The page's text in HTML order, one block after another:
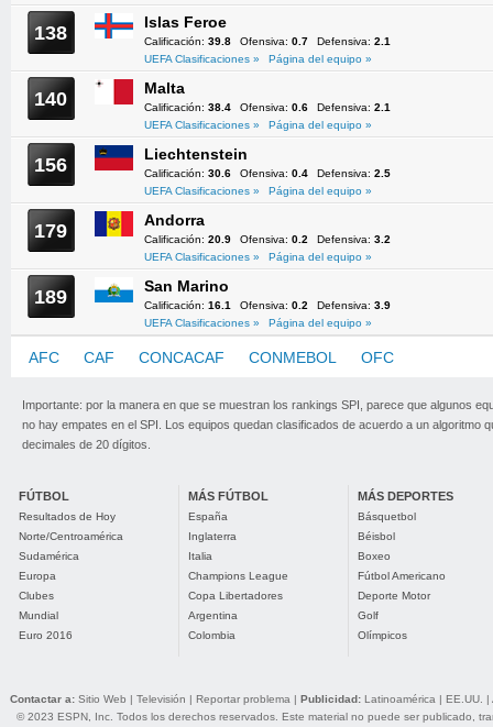
138 Islas Feroe
Calificación: 39.8 Ofensiva: 0.7 Defensiva: 2.1
UEFA Clasificaciones »
Página del equipo »
140 Malta
Calificación: 38.4 Ofensiva: 0.6 Defensiva: 2.1
UEFA Clasificaciones »
Página del equipo »
156 Liechtenstein
Calificación: 30.6 Ofensiva: 0.4 Defensiva: 2.5
UEFA Clasificaciones »
Página del equipo »
179 Andorra
Calificación: 20.9 Ofensiva: 0.2 Defensiva: 3.2
UEFA Clasificaciones »
Página del equipo »
189 San Marino
Calificación: 16.1 Ofensiva: 0.2 Defensiva: 3.9
UEFA Clasificaciones »
Página del equipo »
AFC CAF CONCACAF CONMEBOL OFC
Importante: por la manera en que se muestran los rankings SPI, parece que algunos
no hay empates en el SPI. Los equipos quedan clasificados de acuerdo a un algoritmo
decimales de 20 dígitos.
FÚTBOL
Resultados de Hoy
Norte/Centroamérica
Sudamérica
Europa
Clubes
Mundial
Euro 2016
MÁS FÚTBOL
España
Inglaterra
Italia
Champions League
Copa Libertadores
Argentina
Colombia
MÁS DEPORTES
Básquetbol
Béisbol
Boxeo
Fútbol Americano
Deporte Motor
Golf
Olímpicos
Contactar a: Sitio Web | Televisión | Reportar problema | Publicidad: Latinoamérica | EE.UU. |
© 2023 ESPN, Inc. Todos los derechos reservados. Este material no puede ser publicado,